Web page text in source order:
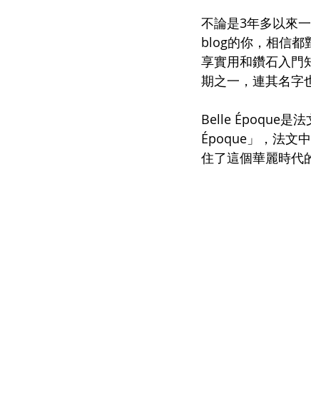
不論是3年多以來
blog的你，相信都
享實用和鑽石入門
期之一，連其名字
Belle Époque是法
Époque」，法文
住了這個華麗時代